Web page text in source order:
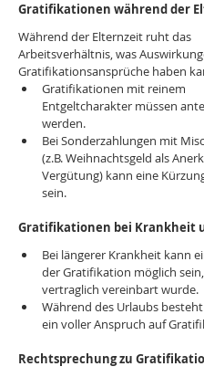
Gratifikationen während der
Während der Elternzeit ruht das
Arbeitsverhältnis, was
Gratifikationsansprüche haben
Gratifikationen mit reinem
Entgeltcharakter müssen
werden.
Bei Sonderzahlungen mit
(z.B. Weihnachtsgeld als
Vergütung) kann eine
sein.
Gratifikationen bei Krankheit
Bei längerer Krankheit kann
der Gratifikation möglich
vertraglich vereinbart wurde.
Während des Urlaubs
ein voller Anspruch auf
Rechtsprechung zu